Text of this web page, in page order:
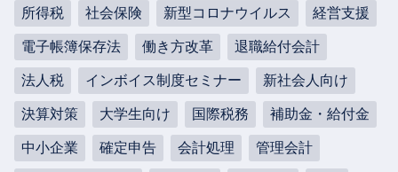
所得税 社会保険 新型コロナウイルス 経営支援
電子帳簿保存法 働き方改革 退職給付会計
法人税 インボイス制度セミナー 新社会人向け
決算対策 大学生向け 国際税務 補助金・給付金
中小企業 確定申告 会計処理 管理会計